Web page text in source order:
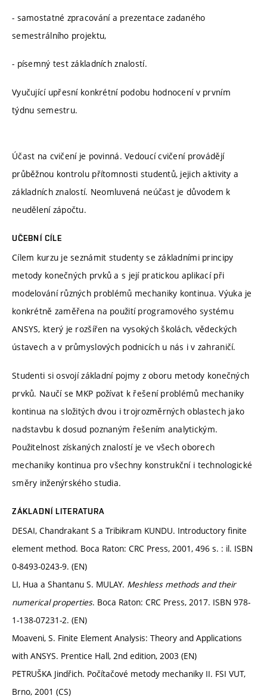
- samostatné zpracování a prezentace zadaného
semestrálního projektu,
- písemný test základních znalostí.
Vyučující upřesní konkrétní podobu hodnocení v prvním
týdnu semestru.
Účast na cvičení je povinná. Vedoucí cvičení provádějí
průběžnou kontrolu přítomnosti studentů, jejich aktivity a
základních znalostí. Neomluvená neúčast je důvodem k
neudělení zápočtu.
UČEBNÍ CÍLE
Cílem kurzu je seznámit studenty se základními principy
metody konečných prvků a s její pratickou aplikací při
modelování různých problémů mechaniky kontinua. Výuka je
konkrétně zaměřena na použití programového systému
ANSYS, který je rozšířen na vysokých školách, vědeckých
ústavech a v průmyslových podnicích u nás i v zahraničí.
Studenti si osvojí základní pojmy z oboru metody konečných
prvků. Naučí se MKP požívat k řešení problémů mechaniky
kontinua na složitých dvou i trojrozměrných oblastech jako
nadstavbu k dosud poznaným řešením analytickým.
Použitelnost získaných znalostí je ve všech oborech
mechaniky kontinua pro všechny konstrukční i technologické
směry inženýrského studia.
ZÁKLADNÍ LITERATURA
DESAI, Chandrakant S a Tribikram KUNDU. Introductory finite
element method. Boca Raton: CRC Press, 2001, 496 s. : il. ISBN
0-8493-0243-9. (EN)
LI, Hua a Shantanu S. MULAY. Meshless methods and their
numerical properties. Boca Raton: CRC Press, 2017. ISBN 978-
1-138-07231-2. (EN)
Moaveni, S. Finite Element Analysis: Theory and Applications
with ANSYS. Prentice Hall, 2nd edition, 2003 (EN)
PETRUŠKA Jindřich. Počítačové metody mechaniky II. FSI VUT,
Brno, 2001 (CS)